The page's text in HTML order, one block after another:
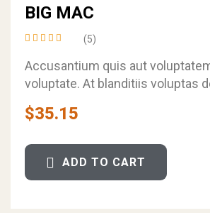
BIG MAC
4.40
out of
5
(5)
Accusantium quis aut
voluptate. At blanditiis voluptas
$35.15
ADD TO CART